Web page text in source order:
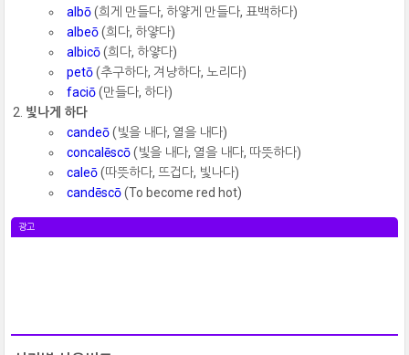
albō(희게 만들다, 하얗게 만들다, 표백하다)
albeō(희다, 하얗다)
albicō(희다, 하얗다)
petō(추구하다, 겨냥하다, 노리다)
faciō(만들다, 하다)
빛나게 하다
candeō(빛을 내다, 열을 내다)
concalēscō(빛을 내다, 열을 내다, 따뜻하다)
caleō(따뜻하다, 뜨겁다, 빛나다)
candēscō(To become red hot)
광고